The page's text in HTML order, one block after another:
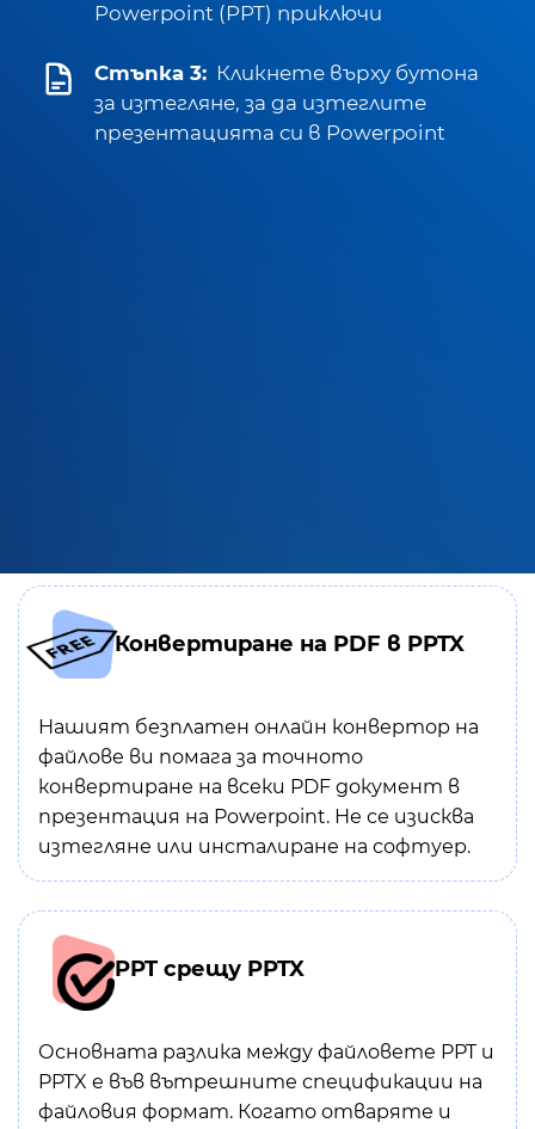
Powerpoint (PPT) приключи
Стъпка 3: Кликнете върху бутона
за изтегляне, за да изтеглите
презентацията си в Powerpoint
Конвертиране на PDF в PPTX
Нашият безплатен онлайн конвертор на
файлове ви помага за точното
конвертиране на всеки PDF документ в
презентация на Powerpoint. Не се изисква
изтегляне или инсталиране на софтуер.
PPT срещу PPTX
Основната разлика между файловете PPT и
PPTX е във вътрешните спецификации на
файловия формат. Когато отваряте и